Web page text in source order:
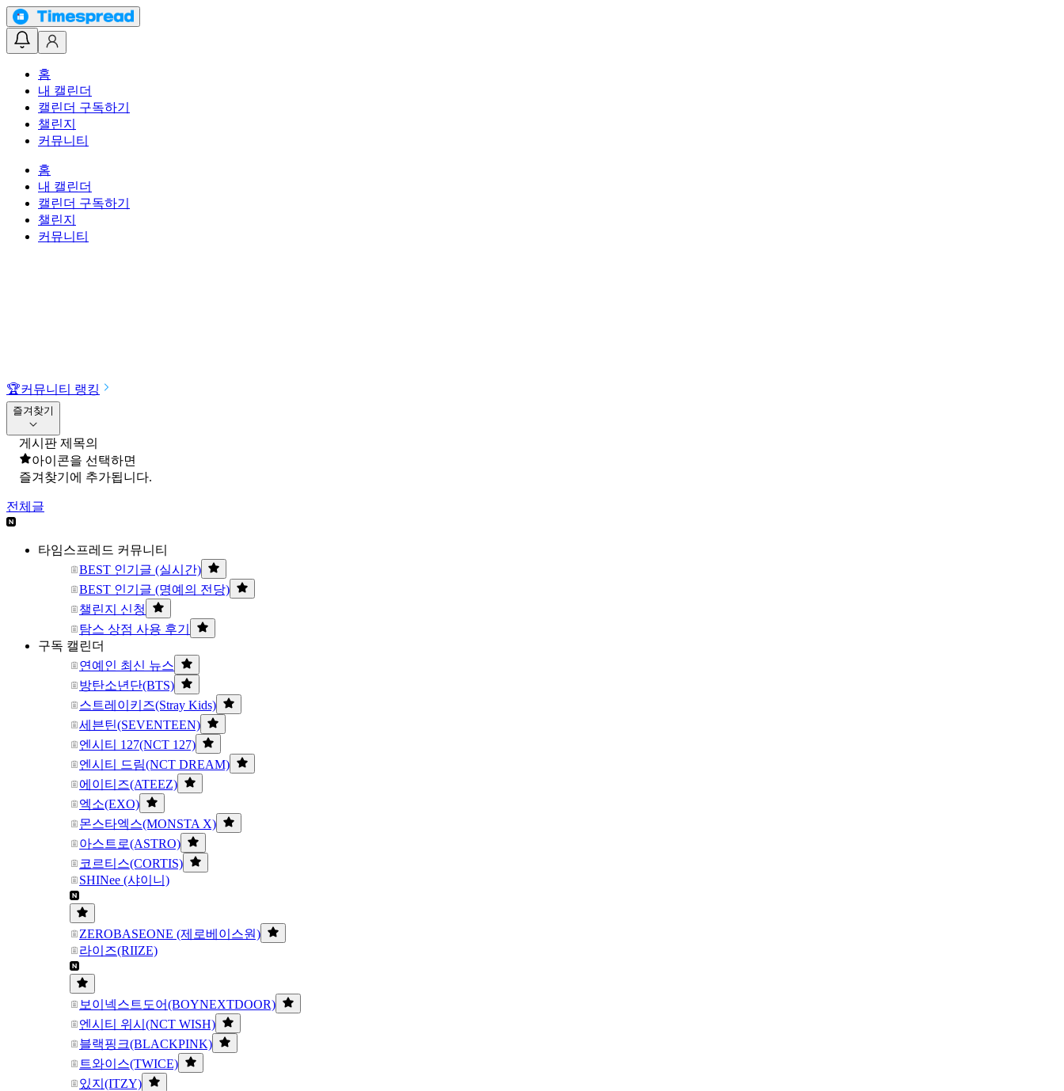
홈
내 캘린더
캘린더 구독하기
챌린지
커뮤니티
홈
내 캘린더
캘린더 구독하기
챌린지
커뮤니티
🏆커뮤니티 랭킹
즐겨찾기
게시판 제목의
아이콘을 선택하면
즐겨찾기에 추가됩니다.
전체글
타임스프레드 커뮤니티
BEST 인기글 (실시간)
BEST 인기글 (명예의 전당)
챌린지 신청
탐스 상점 사용 후기
구독 캘린더
연예인 최신 뉴스
방탄소년단(BTS)
스트레이키즈(Stray Kids)
세븐틴(SEVENTEEN)
엔시티 127(NCT 127)
엔시티 드림(NCT DREAM)
에이티즈(ATEEZ)
엑소(EXO)
몬스타엑스(MONSTA X)
아스트로(ASTRO)
코르티스(CORTIS)
SHINee (샤이니)
ZEROBASEONE (제로베이스원)
라이즈(RIIZE)
보이넥스트도어(BOYNEXTDOOR)
엔시티 위시(NCT WISH)
블랙핑크(BLACKPINK)
트와이스(TWICE)
있지(ITZY)